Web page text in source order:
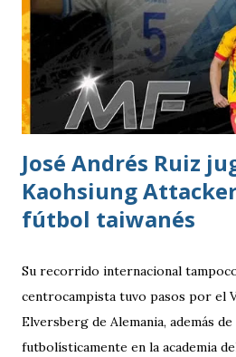
José Andrés Ruiz
Kaohsiung
fútbol taiwanés
Su recorrido internacional
centrocampista tuvo pasos por el
Elversberg de Alemania, además
futbolísticamente en la academia